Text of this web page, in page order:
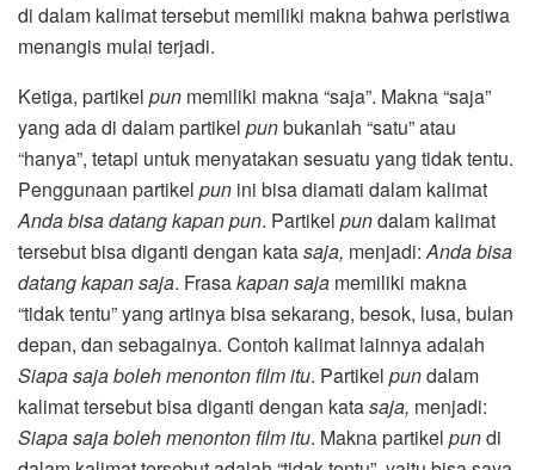
di dalam kalimat tersebut memiliki makna bahwa peristiwa
menangis mulai terjadi.
Ketiga, partikel pun memiliki makna “saja”. Makna “saja”
yang ada di dalam partikel punbukanlah “satu” atau
“hanya”, tetapi untuk menyatakan sesuatu yang tidak tentu.
Penggunaan partikel pun ini bisa diamati dalam kalimat
Anda bisa datang kapan pun. Partikel pundalam kalimat
tersebut bisa diganti dengan katasaja, menjadi:Anda bisa
datang kapan saja. Frasakapan saja memiliki makna
“tidak tentu” yang artinya bisa sekarang, besok, lusa, bulan
depan, dan sebagainya. Contoh kalimat lainnya adalah
Siapa saja boleh menonton film itu. Partikel pundalam
kalimat tersebut bisa diganti dengan katasaja, menjadi:
Siapa saja boleh menonton film itu. Makna partikel pundi